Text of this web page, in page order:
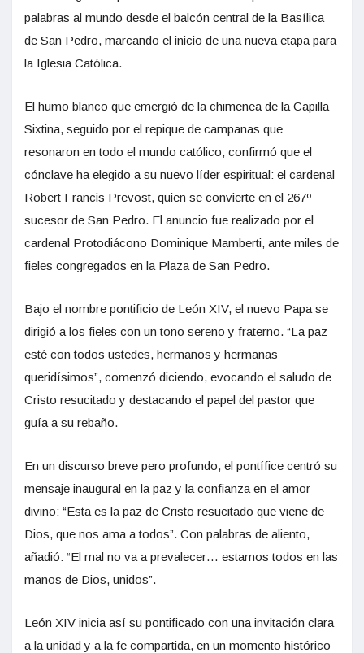
palabras al mundo desde el balcón central de la Basílica
de San Pedro, marcando el inicio de una nueva etapa para
la Iglesia Católica.
El humo blanco que emergió de la chimenea de la Capilla
Sixtina, seguido por el repique de campanas que
resonaron en todo el mundo católico, confirmó que el
cónclave ha elegido a su nuevo líder espiritual: el cardenal
Robert Francis Prevost, quien se convierte en el 267º
sucesor de San Pedro. El anuncio fue realizado por el
cardenal Protodiácono Dominique Mamberti, ante miles de
fieles congregados en la Plaza de San Pedro.
Bajo el nombre pontificio de León XIV, el nuevo Papa se
dirigió a los fieles con un tono sereno y fraterno. “La paz
esté con todos ustedes, hermanos y hermanas
queridísimos”, comenzó diciendo, evocando el saludo de
Cristo resucitado y destacando el papel del pastor que
guía a su rebaño.
En un discurso breve pero profundo, el pontífice centró su
mensaje inaugural en la paz y la confianza en el amor
divino: “Esta es la paz de Cristo resucitado que viene de
Dios, que nos ama a todos”. Con palabras de aliento,
añadió: “El mal no va a prevalecer… estamos todos en las
manos de Dios, unidos”.
León XIV inicia así su pontificado con una invitación clara
a la unidad y a la fe compartida, en un momento histórico